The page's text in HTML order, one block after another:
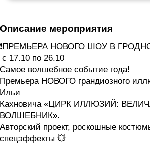
Описание мероприятия
❗️ПРЕМЬЕРА НОВОГО ШОУ В
с 17.10 по 26.10
Самое волшебное событие года!
Премьера НОВОГО грандиозного
Ильи
Кахновича «ЦИРК ИЛЛЮЗИЙ:
ВОЛШЕБНИК».
Авторский проект, роскошные
спецэффекты 💥